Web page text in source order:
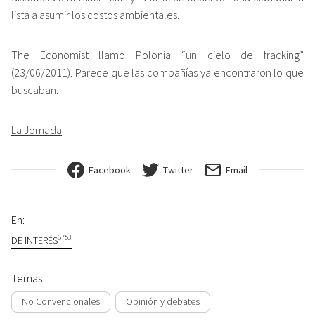
lista a asumir los costos ambientales.
The Economist llamó Polonia “un cielo de fracking”
(23/06/2011). Parece que las compañías ya encontraron lo que
buscaban.
La Jornada
Facebook Twitter Email
En:
DE INTERÉS6753
Temas
No Convencionales Opinión y debates